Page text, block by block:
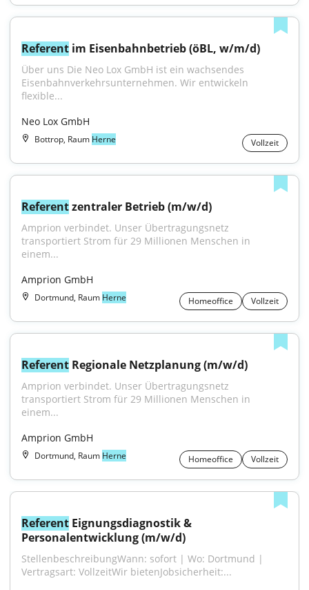
Referent im Eisenbahnbetrieb (öBL, w/m/d)
Über uns Die Neo Lox GmbH ist ein wachsendes
Eisenbahnverkehrsunternehmen. Wir entwickeln
flexible...
Neo Lox GmbH
Bottrop, Raum Herne Vollzeit
Referent zentraler Betrieb (m/w/d)
Amprion verbindet. Unser Übertragungsnetz
transportiert Strom für 29 Millionen Menschen in
einem...
Amprion GmbH
Dortmund, Raum Herne Homeoffice Vollzeit
Referent Regionale Netzplanung (m/w/d)
Amprion verbindet. Unser Übertragungsnetz
transportiert Strom für 29 Millionen Menschen in
einem...
Amprion GmbH
Dortmund, Raum Herne Homeoffice Vollzeit
Referent Eignungsdiagnostik &
Personalentwicklung (m/w/d)
StellenbeschreibungWann: sofort | Wo: Dortmund |
Vertragsart: VollzeitWir bietenJobsicherheit:...